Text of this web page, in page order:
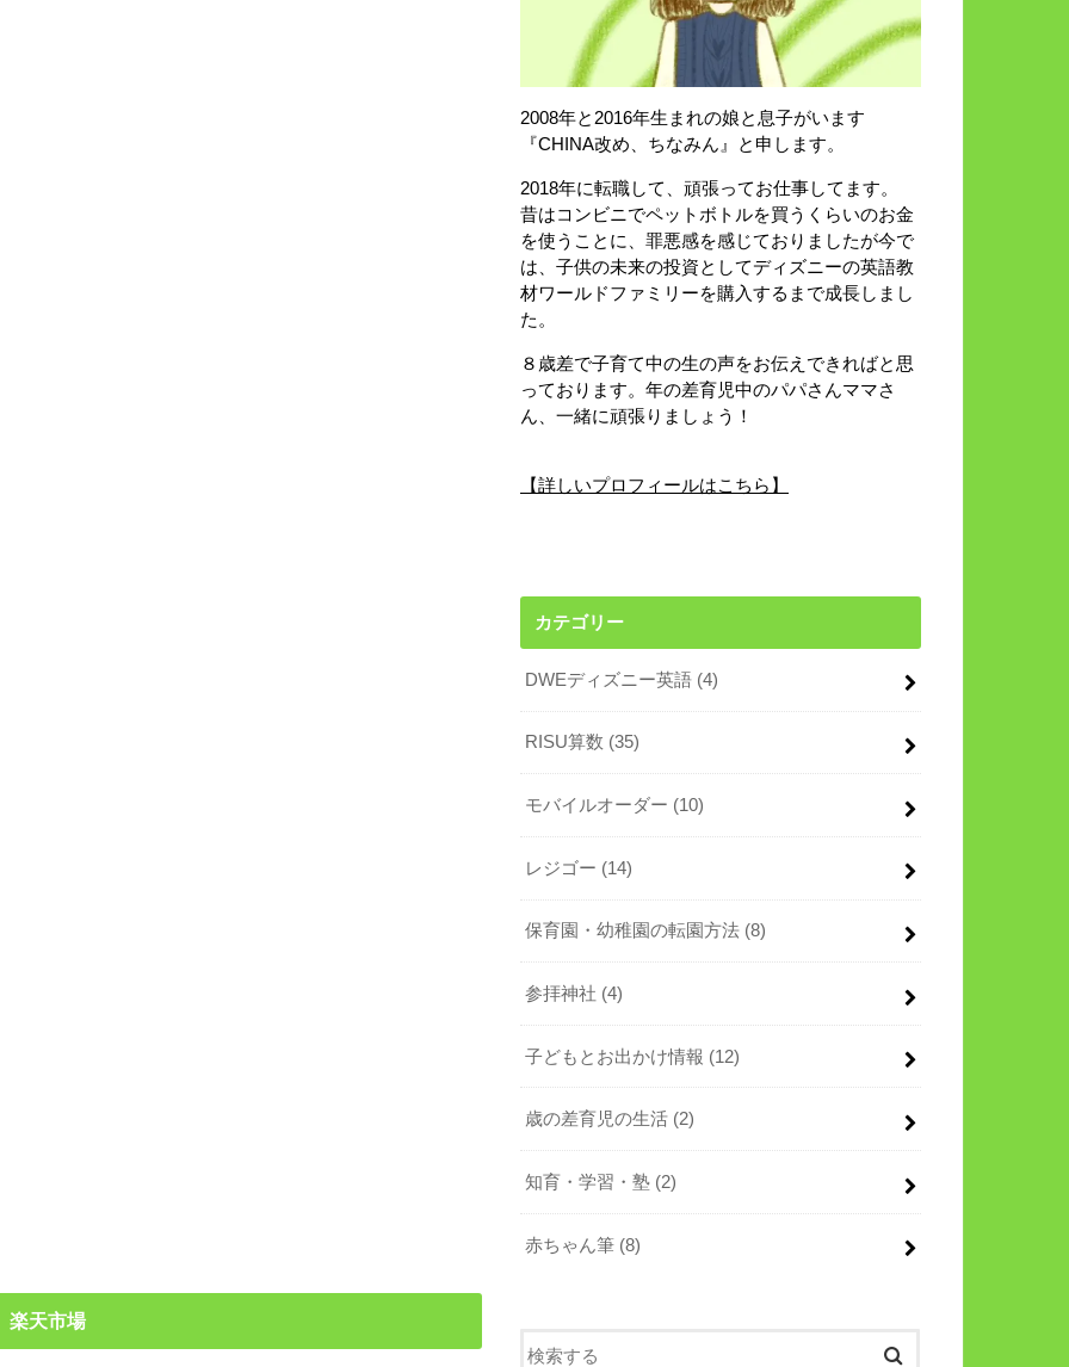
楽天市場
2008年と2016年生まれの娘と息子がいます
『CHINA改め、ちなみん』と申します。
2018年に転職して、頑張ってお仕事してます。
昔はコンビニでペットボトルを買うくらいのお金
を使うことに、罪悪感を感じておりましたが今で
は、子供の未来の投資としてディズニーの英語教
材ワールドファミリーを購入するまで成長しまし
た。
８歳差で子育て中の生の声をお伝えできればと思
っております。年の差育児中のパパさんママさ
ん、一緒に頑張りましょう！
【詳しいプロフィールはこちら】
カテゴリー
DWEディズニー英語 (4)
RISU算数 (35)
モバイルオーダー (10)
レジゴー (14)
保育園・幼稚園の転園方法 (8)
参拝神社 (4)
子どもとお出かけ情報 (12)
歳の差育児の生活 (2)
知育・学習・塾 (2)
赤ちゃん筆 (8)